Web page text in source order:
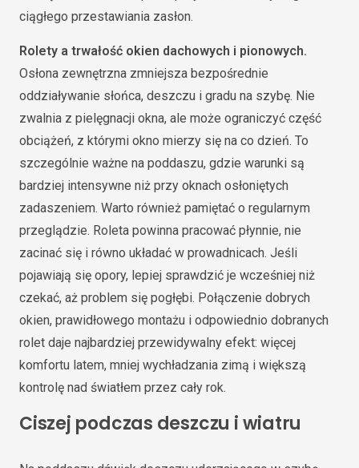
ciągłego przestawiania zasłon.
Rolety a trwałość okien dachowych i pionowych.
Osłona zewnętrzna zmniejsza bezpośrednie
oddziaływanie słońca, deszczu i gradu na szybę. Nie
zwalnia z pielęgnacji okna, ale może ograniczyć część
obciążeń, z którymi okno mierzy się na co dzień. To
szczególnie ważne na poddaszu, gdzie warunki są
bardziej intensywne niż przy oknach osłoniętych
zadaszeniem. Warto również pamiętać o regularnym
przeglądzie. Roleta powinna pracować płynnie, nie
zacinać się i równo układać w prowadnicach. Jeśli
pojawiają się opory, lepiej sprawdzić je wcześniej niż
czekać, aż problem się pogłębi. Połączenie dobrych
okien, prawidłowego montażu i odpowiednio dobranych
rolet daje najbardziej przewidywalny efekt: więcej
komfortu latem, mniej wychładzania zimą i większą
kontrolę nad światłem przez cały rok.
Ciszej podczas deszczu i wiatru